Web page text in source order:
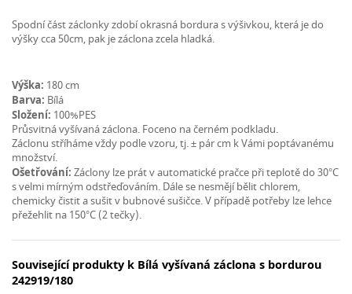
Spodní část záclonky zdobí okrasná bordura s výšivkou, která je do
výšky cca 50cm, pak je záclona zcela hladká.
Výška: 180 cm
Barva: Bílá
Složení: 100%PES
Průsvitná vyšívaná záclona. Foceno na černém podkladu.
Záclonu stříháme vždy podle vzoru, tj. ± pár cm k Vámi poptávanému
množství.
Ošetřování: Záclony lze prát v automatické pračce při teplotě do 30°C
s velmi mírným odstřeďováním. Dále se nesmějí bělit chlorem,
chemicky čistit a sušit v bubnové sušičce. V případě potřeby lze lehce
přežehlit na 150°C (2 tečky).
Související produkty k Bílá vyšívaná záclona s bordurou
242919/180